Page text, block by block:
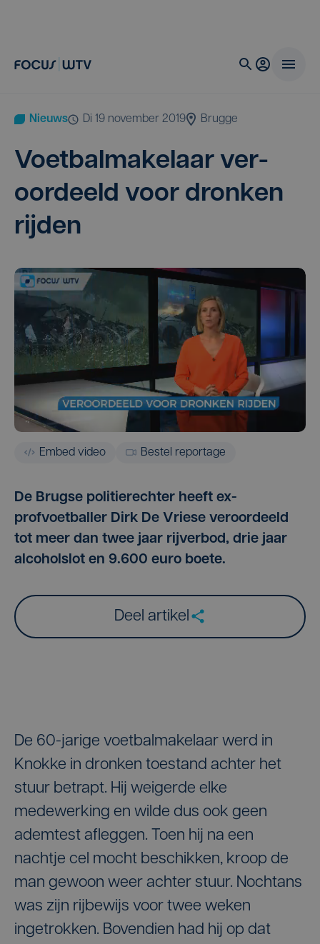
Nieuws di 19 november 2019 Brugge
Voet­bal­ma­ke­laar ver­
oor­deeld voor dron­ken
rijden
Embed video Bestel reportage
De Brugse politierechter heeft ex-
profvoetballer Dirk De Vriese veroordeeld
tot meer dan twee jaar rijverbod, drie jaar
alcoholslot en 9.600 euro boete.
Deel artikel
De 60-jarige voetbalmakelaar werd in
Knokke in dronken toestand achter het
stuur betrapt. Hij weigerde elke
medewerking en wilde dus ook geen
ademtest afleggen. Toen hij na een
nachtje cel mocht beschikken, kroop de
man gewoon weer achter stuur. Nochtans
was zijn rijbewijs voor twee weken
ingetrokken. Bovendien had hij op dat